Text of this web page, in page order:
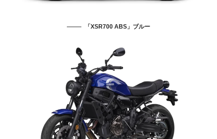
「XSR700 ABS」ブルー